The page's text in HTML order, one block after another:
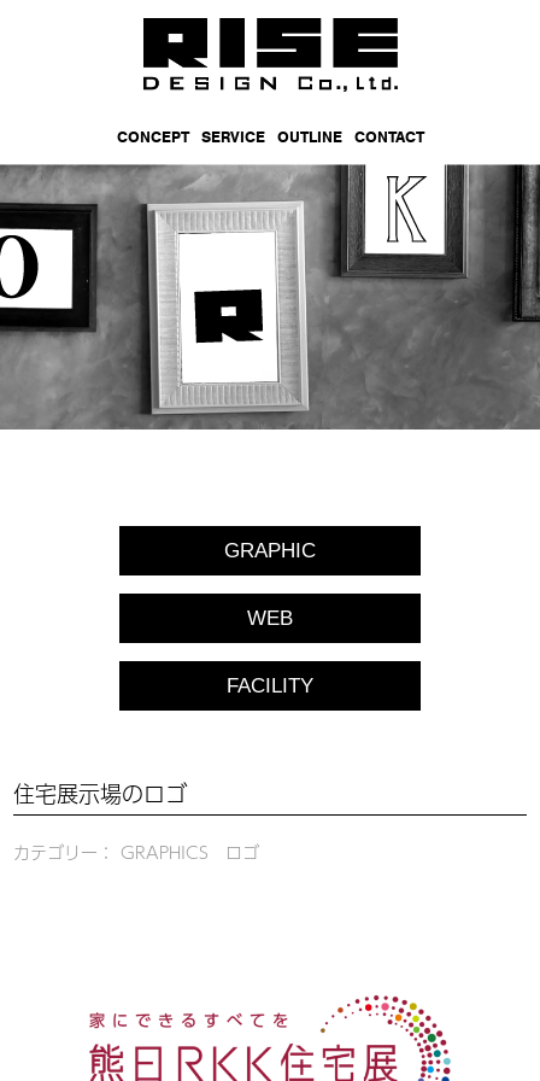
CONCEPT SERVICE OUTLINE CONTACT
GRAPHIC
WEB
FACILITY
住宅展示場のロゴ
カテゴリー： GRAPHICS ロゴ